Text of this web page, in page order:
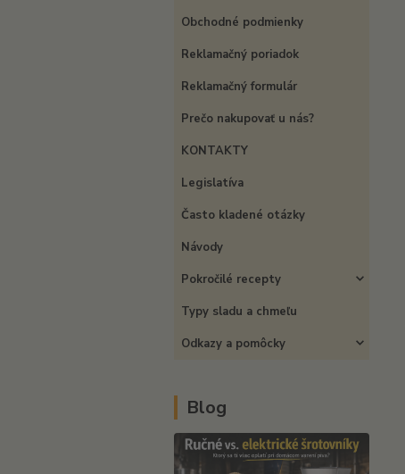
Obchodné podmienky
Reklamačný poriadok
Reklamačný formulár
Prečo nakupovať u nás?
KONTAKTY
Legislatíva
Často kladené otázky
Návody
Pokročilé recepty
Typy sladu a chmeľu
Odkazy a pomôcky
Blog